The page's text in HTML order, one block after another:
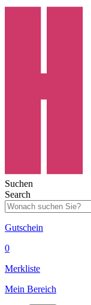
Suchen
Search
Gutschein
0
Merkliste
Mein Bereich